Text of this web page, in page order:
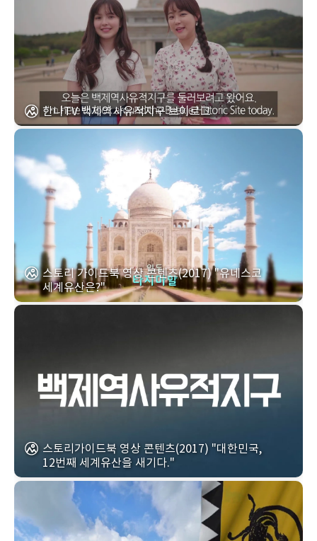
한나TV 백제역사유적지구 브이로그
스토리 가이드북 영상 콘텐츠(2017) "유네스코
세계유산은?"
스토리가이드북 영상 콘텐츠(2017) "대한민국,
12번째 세계유산을 새기다."